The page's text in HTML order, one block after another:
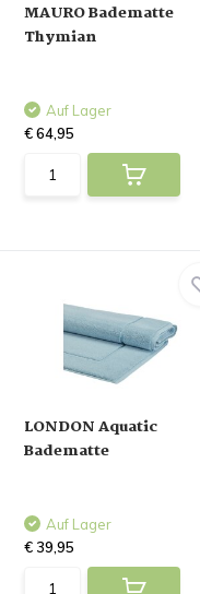
MAURO Badematte
Thymian
Auf Lager
€ 64,95
LONDON Aquatic
Badematte
Auf Lager
€ 39,95